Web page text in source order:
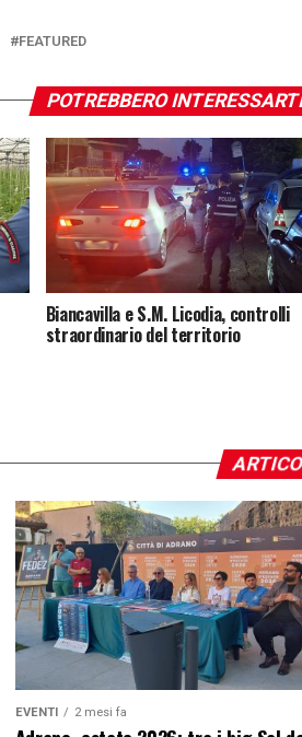
FEATURED
POTREBBERO
Biancavilla e S.M. Licodia, controlli
straordinario del territorio
EVENTI 2 mesi fa